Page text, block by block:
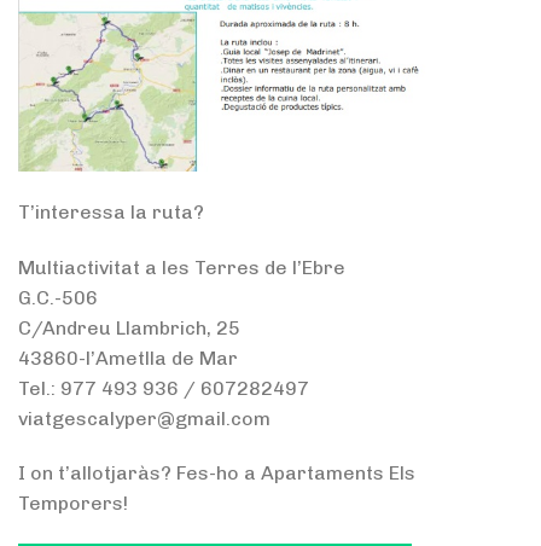
T’interessa la ruta?
Multiactivitat a les Terres de l’Ebre
G.C.-506
C/Andreu Llambrich, 25
43860-l’Ametlla de Mar
Tel.: 977 493 936 / 607282497
viatgescalyper@gmail.com
I on t’allotjaràs? Fes-ho a Apartaments Els
Temporers!